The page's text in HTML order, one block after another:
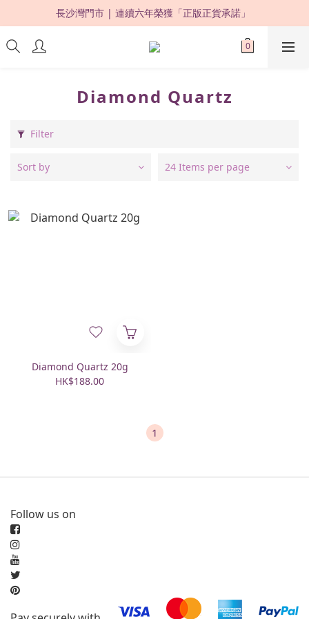
限時優惠：購買滿 HKD500，即享 88 折 !
長沙灣門市 | 連續六年榮獲「正版正貨承諾」
限時優惠：購買滿 HKD500，即享 88 折 !
Diamond Quartz
Filter
Sort by 24 Items per page
Diamond Quartz 20g
HK$188.00
1
Follow us on